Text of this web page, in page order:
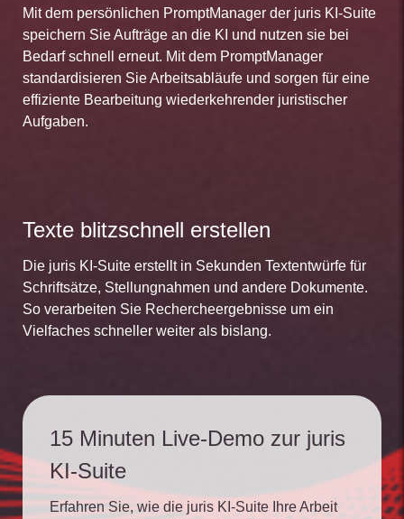
Mit dem persönlichen PromptManager der juris KI-Suite
speichern Sie Aufträge an die KI und nutzen sie bei
Bedarf schnell erneut. Mit dem PromptManager
standardisieren Sie Arbeitsabläufe und sorgen für eine
effiziente Bearbeitung wiederkehrender juristischer
Aufgaben.
Texte blitzschnell erstellen
Die juris KI-Suite erstellt in Sekunden Textentwürfe für
Schriftsätze, Stellungnahmen und andere Dokumente.
So verarbeiten Sie Rechercheergebnisse um ein
Vielfaches schneller weiter als bislang.
15 Minuten Live-Demo zur juris
KI-Suite
Erfahren Sie, wie die juris KI-Suite Ihre Arbeit